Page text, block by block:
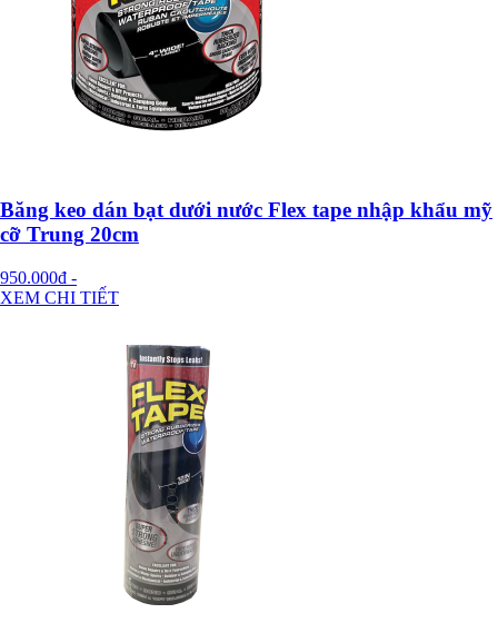
Băng keo dán bạt dưới nước Flex tape nhập khẩu mỹ
cỡ Trung 20cm
950.000đ -
XEM CHI TIẾT